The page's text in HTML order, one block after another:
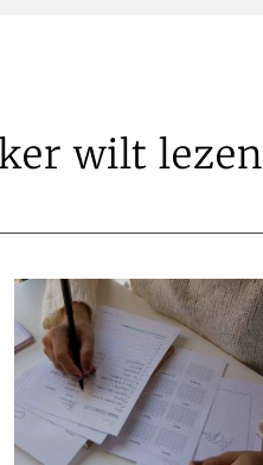
wilt lezen